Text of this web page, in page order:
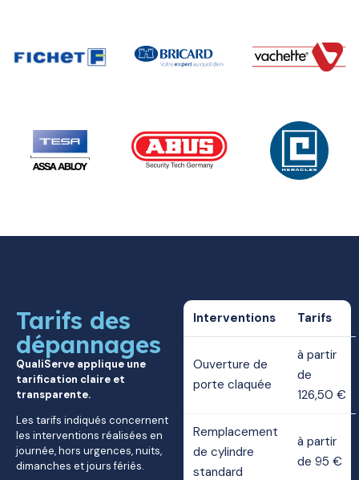
Tarifs des
dépannages
QualiServe applique une
tarification claire et
transparente.
Les tarifs indiqués concernent
les interventions réalisées en
journée, hors urgences, nuits,
dimanches et jours fériés.
Interventions Tarifs
Ouverture de
porte claquée
à partir
de
126,50 €
Remplacement
de cylindre
standard
à partir
de 95 €